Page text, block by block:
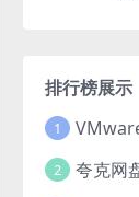
排行榜展示
1
2